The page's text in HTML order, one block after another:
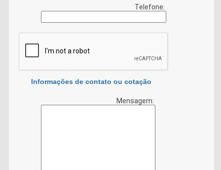
Telefone:
Informações de contato ou cotação
Mensagem: